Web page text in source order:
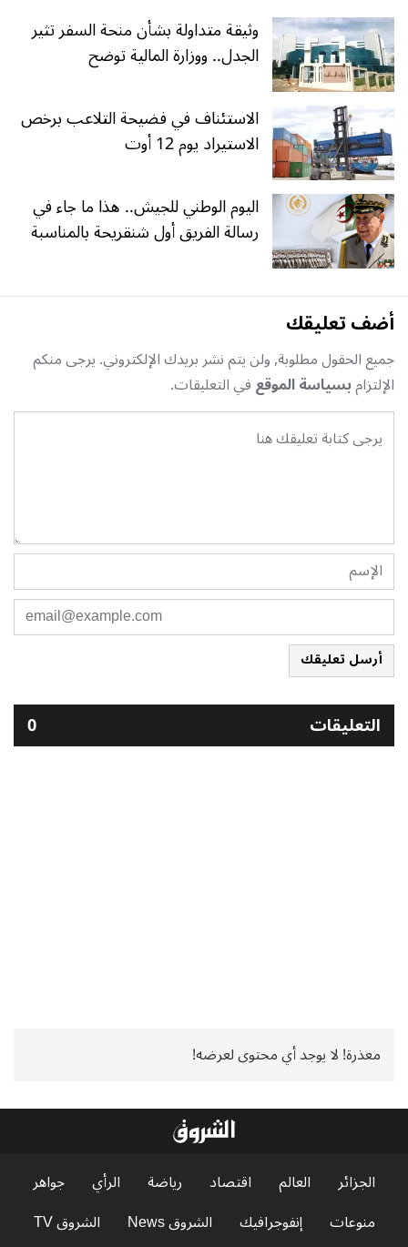
وثيقة متداولة بشأن منحة السفر تثير
الجدل.. ووزارة المالية توضح
الاستئناف في فضيحة التلاعب برخص
الاستيراد يوم 12 أوت
اليوم الوطني للجيش.. هذا ما جاء في
رسالة الفريق أول شنقريحة بالمناسبة
أضف تعليقك
جميع الحقول مطلوبة, ولن يتم نشر بريدك الإلكتروني. يرجى منكم
الإلتزامبسياسة الموقعفي التعليقات.
أرسل تعليقك
التعليقات 0
معذرة! لا يوجد أي محتوى لعرضه!
الجزائر العالم اقتصاد رياضة الرأي
جواهر
منوعات
إنفوجرافيك الشروق News
الشروق TV